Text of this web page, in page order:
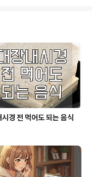
이마
강변
이마
점, 이
양재
시경 전 먹어도 되는 음식